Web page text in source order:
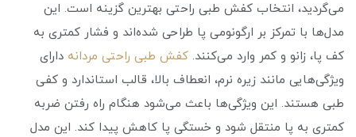
می‌گردید، انتخاب کفش طبی راحتی بهترین گزینه است. این
مدل‌ها با تمرکز بر ارگونومی پا طراحی شده‌اند و فشار کمتری به
کف پا، زانو و کمر وارد می‌کنند. کفش‌ طبی راحتی مردانه دارای
ویژگی‌هایی مانند زیره نرم، انعطاف بالا، قالب استاندارد و کفی
طبی هستند. این ویژگی‌ها باعث می‌شود هنگام راه رفتن ضربه
کمتری به پا منتقل شود و خستگی پا کاهش پیدا کند. این مدل